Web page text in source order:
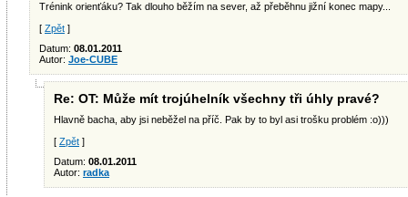
Trénink orienťáku? Tak dlouho běžím na sever, až přeběhnu jižní konec mapy...
[ Zpět ]
Datum: 08.01.2011
Autor: Joe-CUBE
Re: OT: Může mít trojúhelník všechny tři úhly pravé?
Hlavně bacha, aby jsi neběžel na příč. Pak by to byl asi trošku problém :o)))
[ Zpět ]
Datum: 08.01.2011
Autor: radka